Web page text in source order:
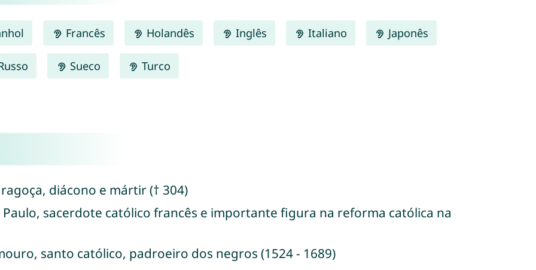
Francês Holandês Inglês Italiano Japonês
Sueco Turco
diácono e mártir († 304)
Paulo, sacerdote católico francês e importante figura na reforma católica na
santo católico, padroeiro dos negros (1524 - 1689)